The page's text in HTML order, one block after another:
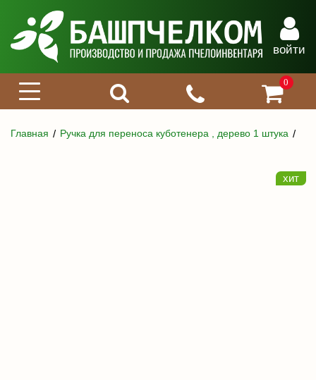
войти
0
Главная Ручка для переноса куботенера , дерево 1 штука
хит